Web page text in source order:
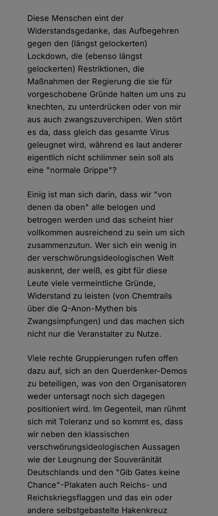
Diese Menschen eint der
Widerstandsgedanke, das Aufbegehren
gegen den (längst gelockerten)
Lockdown, die (ebenso längst
gelockerten) Restriktionen, die
Maßnahmen der Regierung die sie für
vorgeschobene Gründe halten um uns zu
knechten, zu unterdrücken oder von mir
aus auch zwangszuverchipen. Wen stört
es da, dass gleich das gesamte Virus
geleugnet wird, während es laut anderer
eigentlich nicht schlimmer sein soll als
eine "normale Grippe"?
Einig ist man sich darin, dass wir "von
denen da oben" alle belogen und
betrogen werden und das scheint hier
vollkommen ausreichend zu sein um sich
zusammenzutun. Wer sich ein wenig in
der verschwörungsideologischen Welt
auskennt, der weiß, es gibt für diese
Leute viele vermeintliche Gründe,
Widerstand zu leisten (von Chemtrails
über die Q-Anon-Mythen bis
Zwangsimpfungen) und das machen sich
nicht nur die Veranstalter zu Nutze.
Viele rechte Gruppierungen rufen offen
dazu auf, sich an den Querdenker-Demos
zu beteiligen, was von den Organisatoren
weder untersagt noch sich dagegen
positioniert wird. Im Gegenteil, man rühmt
sich mit Toleranz und so kommt es, dass
wir neben den klassischen
verschwörungsideologischen Aussagen
wie der Leugnung der Souveränität
Deutschlands und den "Gib Gates keine
Chance"-Plakaten auch Reichs- und
Reichskriegsflaggen und das ein oder
andere selbstgebastelte Hakenkreuz